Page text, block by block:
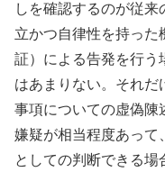
しを確認するのが従
立かつ自律性を持った
証）による告発を行う
はあまりない。それだ
事項についての虚偽陳
嫌疑が相当程度あって
としての判断できる場